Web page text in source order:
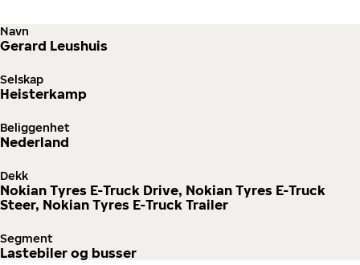
Navn
Gerard Leushuis
Selskap
Heisterkamp
Beliggenhet
Nederland
Dekk
Nokian Tyres E-Truck Drive, Nokian Tyres E-Truck
Steer, Nokian Tyres E-Truck Trailer
Segment
Lastebiler og busser